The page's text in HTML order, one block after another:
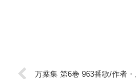
万葉集 第6巻 963番歌/作者